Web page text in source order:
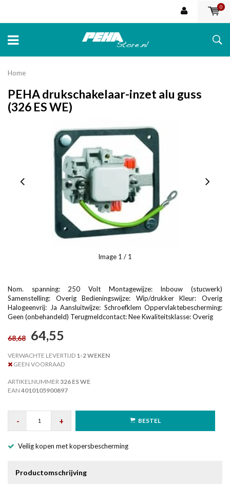
0
Home
PEHA drukschakelaar-inzet alu guss
(326 ES WE)
Image 1 / 1
Nom. spanning: 250 Volt Montagewijze: Inbouw (stucwerk)
Samenstelling: Overig Bedieningswijze: Wip/drukker Kleur: Overig
Halogeenvrij: Ja Aansluitwijze: Schroefklem Oppervlaktebescherming:
Geen (onbehandeld) Terugmeldcontact: Nee Kwaliteitsklasse: Overig
68,68 64,55
VERWACHTE LEVERTIJD 1-2 WEKEN
GEEN VOORRAAD
ARTIKELNUMMER326 ES WE
EAN 4010105900897
- + BESTEL
Veilig kopen met kopersbescherming
Productomschrijving